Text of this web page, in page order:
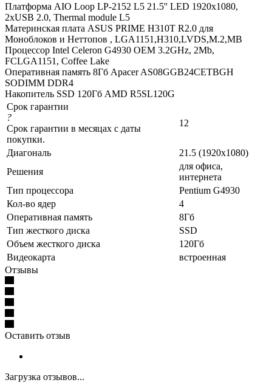
Платформа AIO Loop LP-2152 L5 21.5'' LED 1920x1080,
2xUSB 2.0, Thermal module L5
Материнская плата ASUS PRIME H310T R2.0 для
Моноблоков и Неттопов , LGA1151,H310,LVDS,M.2,MB
Процессор Intel Celeron G4930 OEM 3.2GHz, 2Mb,
FCLGA1151, Coffee Lake
Оперативная память 8Гб Apacer AS08GGB24CETBGH
SODIMM DDR4
Накопитель SSD 120Гб AMD R5SL120G
Срок гарантии
?
Срок гарантии в месяцах с даты
покупки.
12
Диагональ
21.5 (1920x1080)
Решения
для офиса,
интернета
Тип процессора
Pentium G4930
Кол-во ядер
4
Оперативная память
8Гб
Тип жесткого диска
SSD
Объем жесткого диска
120Гб
Видеокарта
встроенная
Отзывы
Оставить отзыв
Загрузка отзывов...